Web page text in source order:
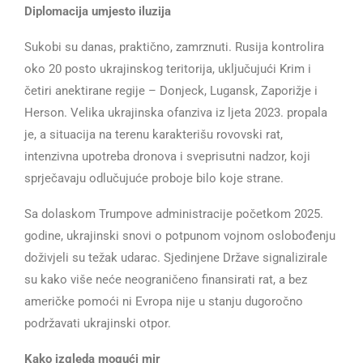
Diplomacija umjesto iluzija
Sukobi su danas, praktično, zamrznuti. Rusija kontrolira
oko 20 posto ukrajinskog teritorija, uključujući Krim i
četiri anektirane regije – Donjeck, Lugansk, Zaporižje i
Herson. Velika ukrajinska ofanziva iz ljeta 2023. propala
je, a situacija na terenu karakterišu rovovski rat,
intenzivna upotreba dronova i sveprisutni nadzor, koji
sprječavaju odlučujuće proboje bilo koje strane.
Sa dolaskom Trumpove administracije početkom 2025.
godine, ukrajinski snovi o potpunom vojnom oslobođenju
doživjeli su težak udarac. Sjedinjene Države signalizirale
su kako više neće neograničeno finansirati rat, a bez
američke pomoći ni Evropa nije u stanju dugoročno
podržavati ukrajinski otpor.
Kako izgleda mogući mir